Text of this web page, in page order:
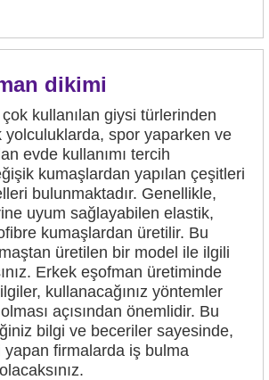
dikimi
kullanılan giysi türlerinden
yolculuklarda, spor yaparken ve
evde kullanımı tercih
kumaşlardan yapılan çeşitleri
bulunmaktadır. Genellikle,
uyum sağlayabilen elastik,
kumaşlardan üretilir. Bu
üretilen bir model ile ilgili
Erkek eşofman üretiminde
kullanacağınız yöntemler
açısından önemlidir. Bu
bilgi ve beceriler sayesinde,
firmalarda iş bulma